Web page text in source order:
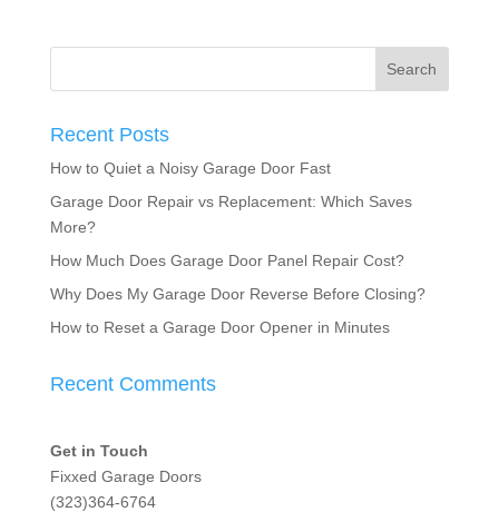
Recent Posts
How to Quiet a Noisy Garage Door Fast
Garage Door Repair vs Replacement: Which Saves
More?
How Much Does Garage Door Panel Repair Cost?
Why Does My Garage Door Reverse Before Closing?
How to Reset a Garage Door Opener in Minutes
Recent Comments
Get in Touch
Fixxed Garage Doors
(323)364-6764